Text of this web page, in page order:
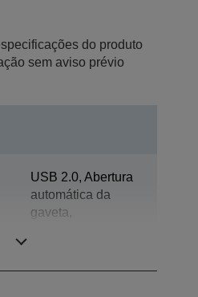
do produto
sem aviso prévio
USB 2.0, Abertura
automática da
gaveta,